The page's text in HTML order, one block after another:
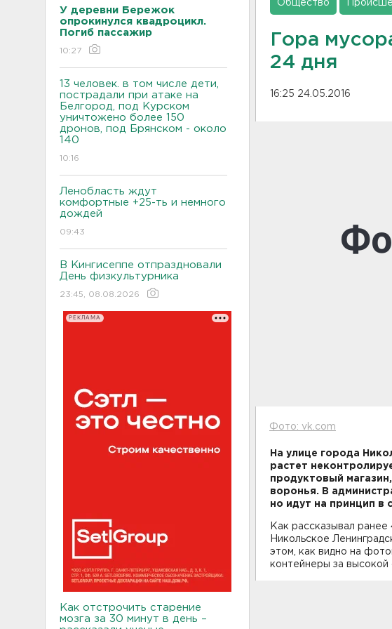
У деревни Бережок
опрокинулся квадроцикл.
Погиб пассажир
10:27
13 человек. в том числе дети,
пострадали при атаке на
Белгород, под Курском
уничтожено более 150
дронов, под Брянском - около
140
10:16
Ленобласть ждут
комфортные +25-ть и немного
дождей
09:43
В Кингисеппе отпраздновали
День физкультурника
23:45, 08.08.2026
РЕКЛАМА
Как отстрочить старение
мозга за 30 минут в день –
Общество
Гора
24 дня
16:25 24.05.2016
Фото: vk.com
На улице города
растет
продуктовый
воронья. В
но идут на принцип в
Как рассказывал
Никольское
этом, как видно на
контейнеры за высокой